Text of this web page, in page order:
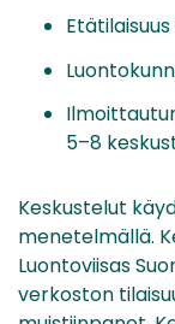
5–8
Keskustelut
menetelmällä.
Luontoviisas
verkoston